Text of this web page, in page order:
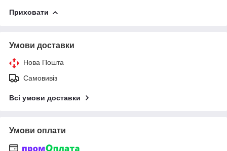
Приховати
Умови доставки
Нова Пошта
Самовивіз
Всі умови доставки
Умови оплати